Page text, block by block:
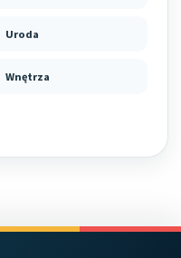
Uroda
Wnętrza